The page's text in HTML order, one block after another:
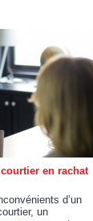
en rachat
d’un
un